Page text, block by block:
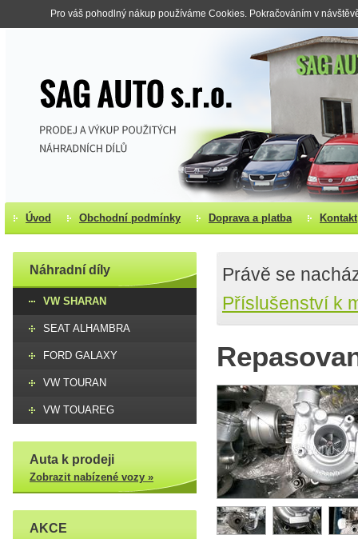
Pro váš pohodlný nákup používáme Cookies. Pokračováním v
Úvod Obchodní podmínky Doprava a platba Kontakt
Náhradní díly
VW SHARAN
SEAT ALHAMBRA
FORD GALAXY
VW TOURAN
VW TOUAREG
Auta k prodeji
Zobrazit nabízené vozy »
AKCE
Právě se
Příslušenství k